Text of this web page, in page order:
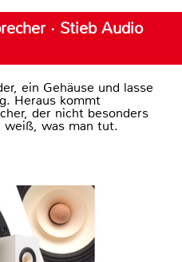
· Stieb Audio
ein Gehäuse und lasse
Heraus kommt
der nicht besonders
weiß, was man tut.